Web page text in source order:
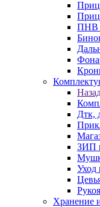
ПНВ
Дтк,
ЗИП
Уход
Хранение